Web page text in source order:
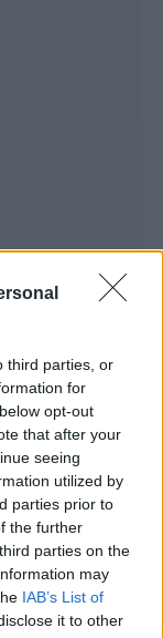
third parties, or
for
opt-out
that after your
seeing
utilized by
parties prior to
the further
parties on the
may
IAB’s List of
it to other